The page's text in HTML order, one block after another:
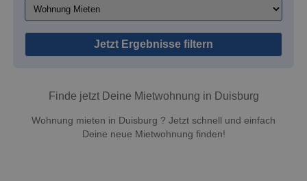
Jetzt Ergebnisse filtern
Finde jetzt Deine Mietwohnung in Duisburg
Wohnung mieten in Duisburg ? Jetzt schnell und einfach
Deine neue Mietwohnung finden!